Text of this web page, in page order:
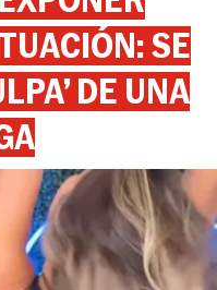
SE
DE UNA